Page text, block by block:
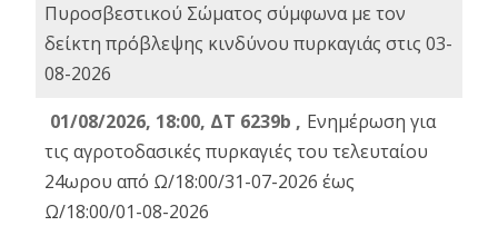
Πυροσβεστικού Σώματος σύμφωνα με τον
δείκτη πρόβλεψης κινδύνου πυρκαγιάς στις 03-
08-2026
01/08/2026, 18:00, ΔΤ 6239b , Ενημέρωση για
τις αγροτοδασικές πυρκαγιές του τελευταίου
24ωρου από Ω/18:00/31-07-2026 έως
Ω/18:00/01-08-2026